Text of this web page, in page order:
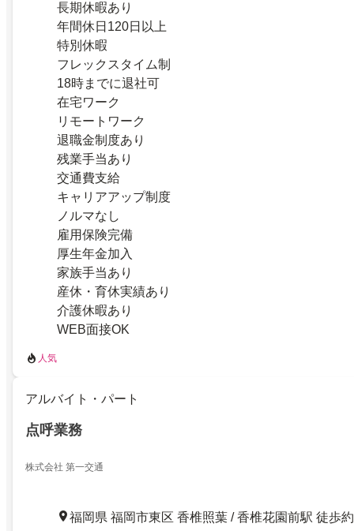
長期休暇あり
年間休日120日以上
特別休暇
フレックスタイム制
18時までに退社可
在宅ワーク
リモートワーク
退職金制度あり
残業手当あり
交通費支給
キャリアアップ制度
ノルマなし
雇用保険完備
厚生年金加入
家族手当あり
産休・育休実績あり
介護休暇あり
WEB面接OK
人気
アルバイト・パート
点呼業務
株式会社 第一交通
福岡県 福岡市東区 香椎照葉 / 香椎花園前駅 徒歩